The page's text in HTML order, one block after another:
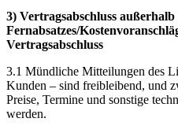
3) Vertragsabschluss außerhalb
Fernabsatzes/
Vertragsabschluss
3.1 Mündliche Mitteilungen des
Kunden – sind freibleibend, und
Preise, Termine und sonstige
werden.